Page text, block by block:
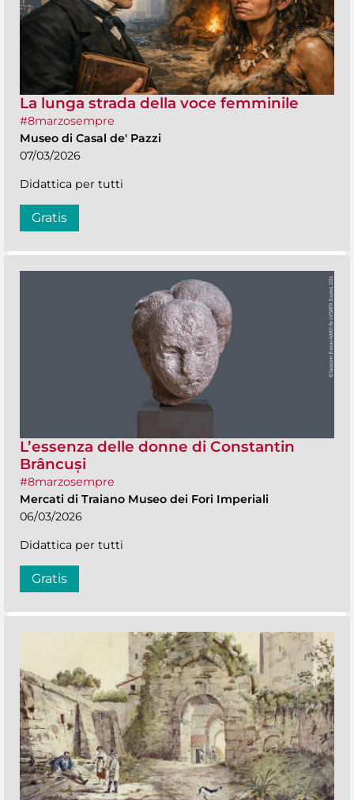
La lunga strada della voce femminile
#8marzosempre
Museo di Casal de' Pazzi
07/03/2026
Didattica per tutti
Gratis
L’essenza delle donne di Constantin
Brâncuși
#8marzosempre
Mercati di Traiano Museo dei Fori Imperiali
06/03/2026
Didattica per tutti
Gratis